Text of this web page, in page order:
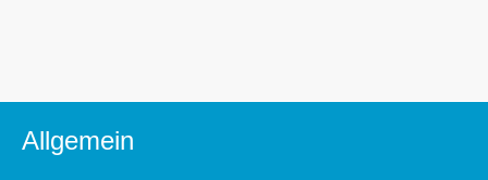
Allgemein